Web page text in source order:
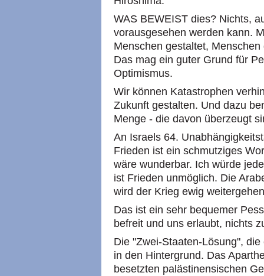
WAS BEWEIST dies? Nichts,
vorausgesehen werden kann.
Menschen gestaltet,
Das mag ein guter Grund für
Optimismus.
Wir können Katastrophen
Zukunft gestalten. Und dazu
Menge - die davon überzeugt
An Israels 64.
Frieden ist ein schmutziges
wäre wunderbar. Ich würde
ist Frieden unmöglich. Die
wird der Krieg ewig
Das ist ein sehr bequemer
befreit und uns erlaubt, nichts
Die "Zwei-Staaten-Lösung",
in den Hintergrund. Das
besetzten palästinensischen